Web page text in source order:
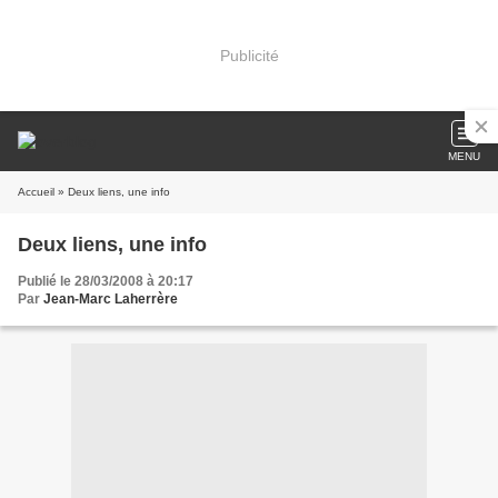
Publicité
MENU
Accueil » Deux liens, une info
Deux liens, une info
Publié le 28/03/2008 à 20:17
Par Jean-Marc Laherrère